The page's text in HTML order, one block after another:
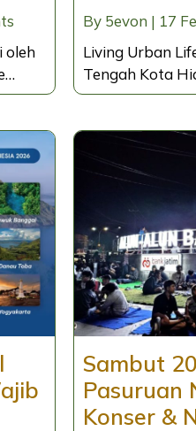
oleh
By 5evon | 17
Living Urban
Tengah Kota
Sambut
Pasuruan
Konser &